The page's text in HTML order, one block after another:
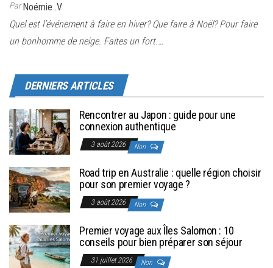
Par Noémie .V
Quel est l’événement à faire en hiver? Que faire à Noël? Pour faire
un bonhomme de neige. Faites un fort.…
DERNIERS ARTICLES
Rencontrer au Japon : guide pour une
connexion authentique
3 août 2026 Non
Road trip en Australie : quelle région choisir
pour son premier voyage ?
3 août 2026 Non
Premier voyage aux Îles Salomon : 10
conseils pour bien préparer son séjour
31 juillet 2026 Non